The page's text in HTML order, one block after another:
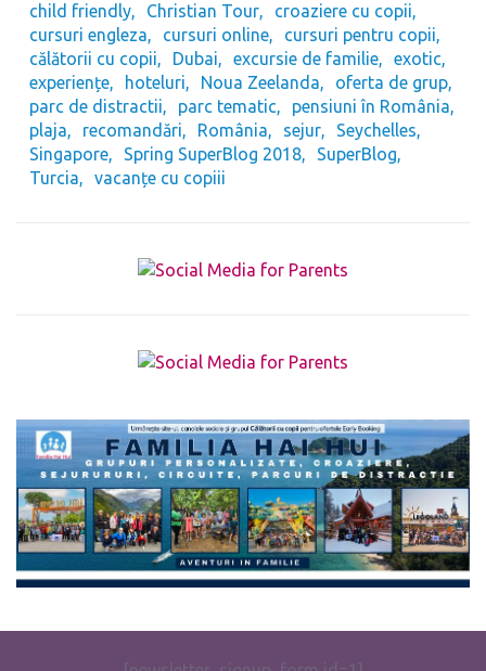
child friendly
Christian Tour
croaziere cu copii
cursuri engleza
cursuri online
cursuri pentru copii
călătorii cu copii
Dubai excursie de familie
exotic
experiențe
hoteluri Noua Zeelanda
oferta de grup
parc de distractii
parc tematic
pensiuni în România
plaja
recomandări România sejur
Seychelles
Singapore
Spring SuperBlog 2018
SuperBlog
Turcia
vacanțe cu copiii
The form you have selected does not exist.